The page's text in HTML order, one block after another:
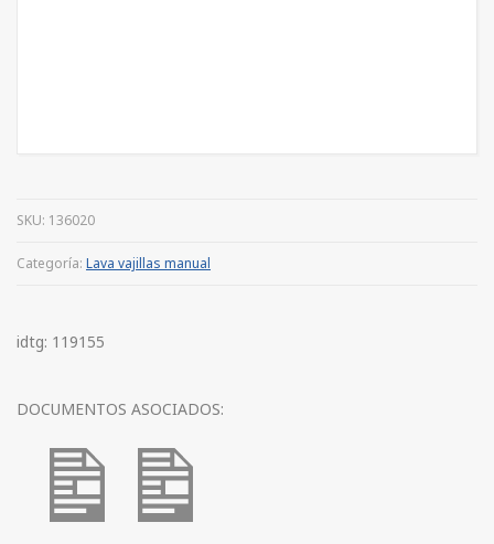
SKU: 136020
Categoría: Lava vajillas manual
idtg: 119155
DOCUMENTOS ASOCIADOS: